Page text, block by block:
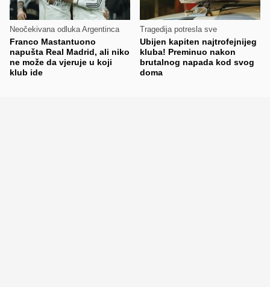
Neočekivana odluka Argentinca
Franco Mastantuono
napušta Real Madrid, ali niko
ne može da vjeruje u koji
klub ide
Tragedija potresla sve
Ubijen kapiten najtrofejnijeg
kluba! Preminuo nakon
brutalnog napada kod svog
doma